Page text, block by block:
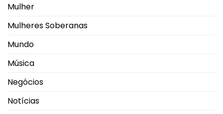
Mulher
Mulheres Soberanas
Mundo
Música
Negócios
Notícias